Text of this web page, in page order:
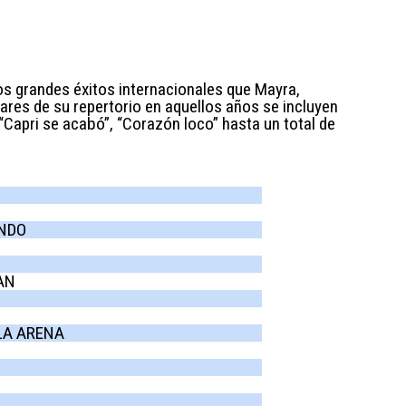
grandes éxitos internacionales que Mayra,
de su repertorio en aquellos años se incluyen
se acabó”, “Corazón loco” hasta un total de
ARENA